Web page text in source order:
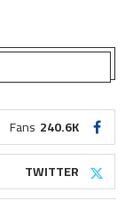
240.6K
Fans
TWITTER